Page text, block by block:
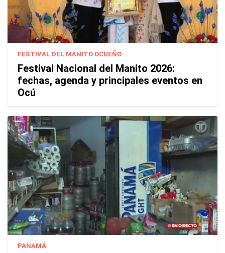
FESTIVAL DEL MANITO OCUEÑO
Festival Nacional del Manito 2026:
fechas, agenda y principales eventos en
Ocú
PANAMÁ